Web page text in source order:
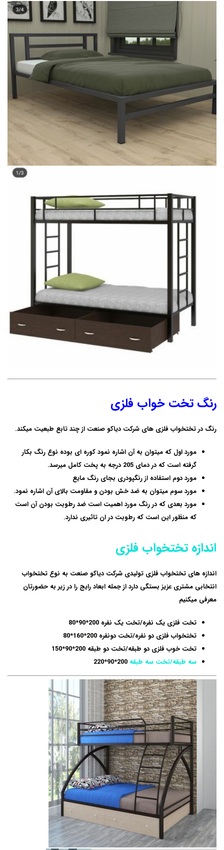
رنگ تخت خواب فلزی
رنگ در تختخواب فلزی های شرکت دیاکو صنعت از چند تابع طبعیت میکند.
مورد اول که میتوان به آن اشاره نمود کوره ای بوده نوع رنگ بکار
گرفته است که در دمای 205 درجه به پخت کامل میرسد.
مورد دوم استفاده از رنگپودری بجای رنگ مایع
مورد سوم میتوان به ضد خش بودن و مقاومت بالای آن اشاره نمود.
مورد بعدی که در رنگ مورد اهمیت است ضد رطوبت بودن آن است
که منظور این است که رطوبت در ان تاثیری ندارد.
اندازه تختخواب فلزی
اندازه های تختخواب فلزی تولیدی شرکت دیاکو صنعت به نوع تختخواب
انتخابی مشتری عزیز بستگی دارد از جمله ابعاد رایج را در زیر به حضورتان
معرفی میکنیم
تخت فلزی یک نفره/تخت یک نفره 200*90*80
تختخواب فلزی دو نفره/تخت دونفره 200*160*80
تخت خوب فلزی دو طبقه/تخت دو طبقه 200*90*150
سه طبقه/تخت سه طبقه